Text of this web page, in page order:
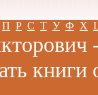
П Р С Т У Ф Х
-
книги